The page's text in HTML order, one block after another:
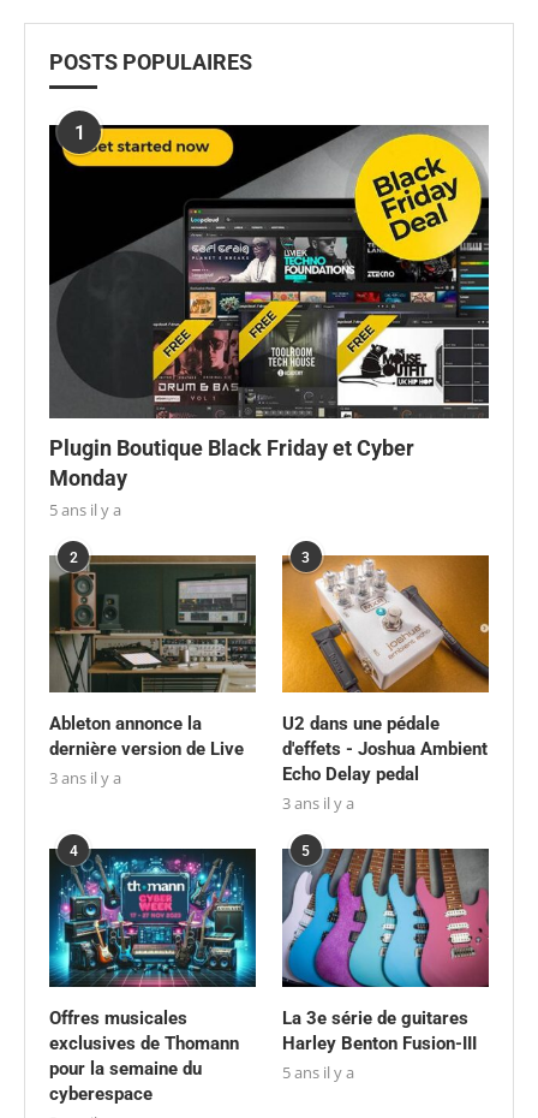
POSTS POPULAIRES
1
Plugin Boutique Black Friday et Cyber
Monday
5 ans il y a
2
Ableton annonce la
dernière version de Live
3 ans il y a
3
U2 dans une pédale
d'effets - Joshua Ambient
Echo Delay pedal
3 ans il y a
4
Offres musicales
exclusives de Thomann
pour la semaine du
cyberespace
5
La 3e série de guitares
Harley Benton Fusion-III
5 ans il y a